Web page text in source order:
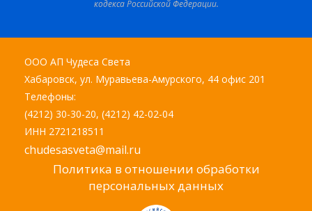
кодекса Российской Федерации.
ООО АП Чудеса Света
Хабаровск, ул. Муравьева-Амурского, 44 офис 201
Телефоны:
(4212) 30-30-20, (4212) 42-02-04
ИНН 2721218511
chudesasveta@mail.ru
Политика в отношении обработки
персональных данных